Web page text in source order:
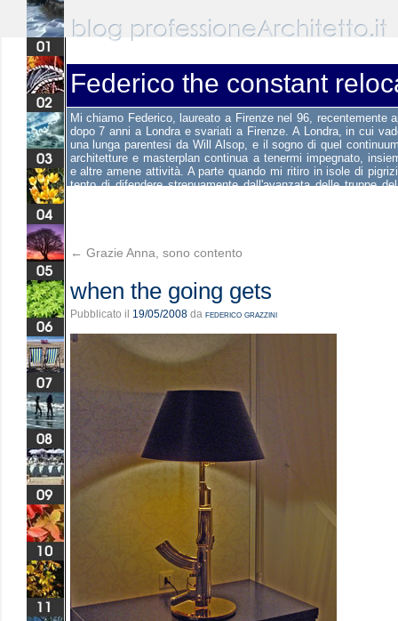
Federico the constant
← Grazie Anna, sono contento
when the going gets
Pubblicato il 19/05/2008 da federico grazzini
Mi chiamo Federico, laureato a Firenze nel 96, recentemente
dopo 7 anni a Londra e svariati a Firenze. A Londra, in cui
una lunga parentesi da Will Alsop, e il sogno di quel
architetture e masterplan continua a tenermi impegnato,
e altre amene attività. A parte quando mi ritiro in isole di
tento di difendere strenuamente dall'avanzata delle truppe